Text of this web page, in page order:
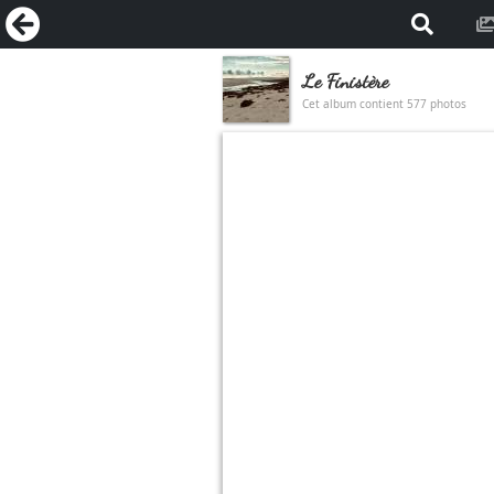
Le Finistère
Cet album contient 577 photos